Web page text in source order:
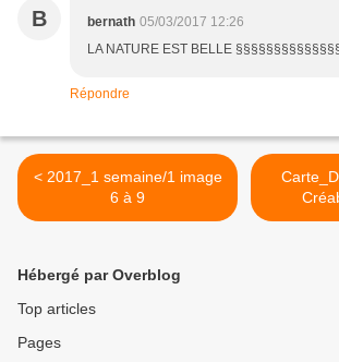
B bernath 05/03/2017 12:26
LA NATURE EST BELLE
Répondre
< 2017_1 semaine/1 image
6 à 9
Hébergé par Overblog
Top articles
Pages